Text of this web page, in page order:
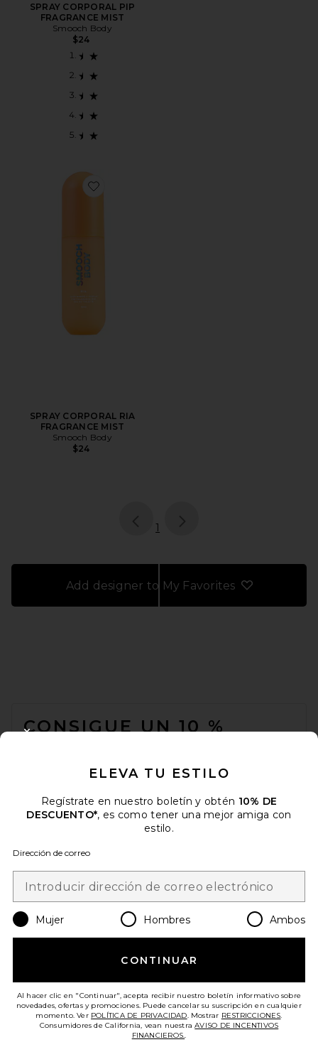
SPRAY CORPORAL PIP
FRAGRANCE MIST
Smooch Body
$24
Favorite SPRAY CORPORAL RIA FRAGRANCE MIST
SPRAY CORPORAL RIA
FRAGRANCE MIST
Smooch Body
$24
page
1
Add designer to My Favorites
CONSIGUE UN 10 %
Cuando se suscribe a nuestro boletín enviando su correo
privacidad
Change Country Regions
es USD
Haz una breve encuesta sobre la visita de hoy.¡Vamos!
ATENCIÓN AL CLIENTE
ELEVA TU ESTILO
Regístrate en nuestro boletín y obtén 10% DE
DESCUENTO*, es como tener una mejor amiga con
estilo.
Dirección de correo
Mujer Hombres Ambos
CONTINUAR
Al hacer clic en "Continuar", acepta recibir nuestro boletín informativo sobre
novedades, ofertas y promociones. Puede cancelar su suscripción en cualquier
momento. Ver POLÍTICA DE PRIVACIDAD. Mostrar RESTRICCIONES.
Consumidores de California, vean nuestraAVISO DE INCENTIVOS
FINANCIEROS..